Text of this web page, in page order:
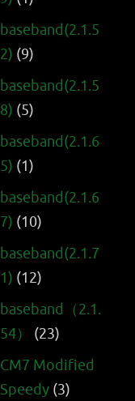
baseband(2.1.5
2) (9)
baseband(2.1.5
8) (5)
baseband(2.1.6
5) (1)
baseband(2.1.6
7) (10)
baseband(2.1.7
1) (12)
baseband（2.1.
54）
(23)
CM7 Modified
Speedy (3)